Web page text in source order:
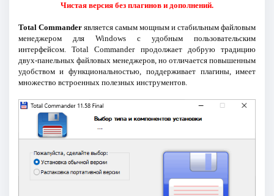
Чистая версия без плагинов и дополнений.
Total Commanderявляется самым мощным и стабильным файловым
менеджером для Windows с удобным пользовательским
интерфейсом. Total Commander продолжает добрую традицию
двух-панельных файловых менеджеров, но отличается повышенным
удобством и функциональностью, поддерживает плагины, имеет
множество встроенных полезных инструментов.